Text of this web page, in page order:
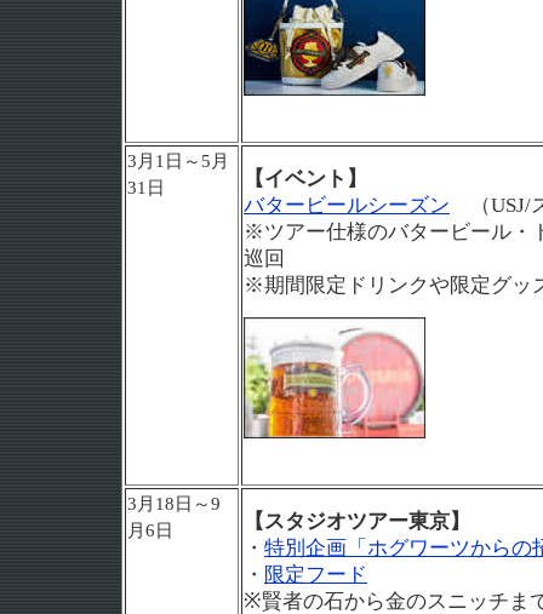
3月1日～5月
31日
【イベント】
バタービールシーズン （USJ/
※ツアー仕様のバタービール・
巡回
※期間限定ドリンクや限定グッ
3月18日～9
月6日
【スタジオツアー東京】
・ 特別企画「ホグワーツからの
・ 限定フード
※賢者の石から金のスニッチま